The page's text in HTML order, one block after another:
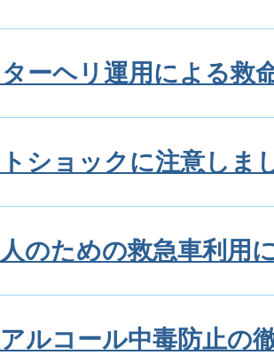
ターヘリ運用による救
ショックに注意しま
のための救急車利用
ルコール中毒防止の